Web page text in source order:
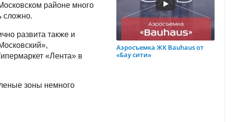
районе много
сложно.
развита также и
«Лента» в
зоны немного
Аэросъемка ЖК Bauhaus от
«Бау сити»